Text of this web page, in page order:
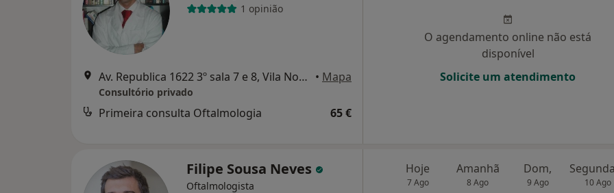
1 opinião
Av. Republica 1622 3º sala 7 e 8, Vila Nova de Gaia • Mapa
Consultório privado
Primeira consulta Oftalmologia 65 €
O agendamento online não está
disponível
Solicite um atendimento
Filipe Sousa Neves
Oftalmologista
Hoje
7 Ago
Amanhã
8 Ago
Dom,
9 Ago 10 Ago